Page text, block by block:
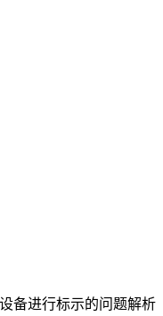
备进行标示的问题解析